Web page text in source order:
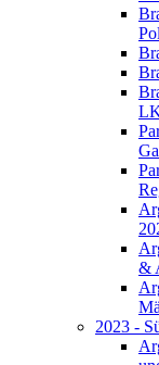
&
2023 -